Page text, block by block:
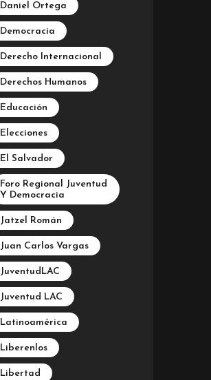
Daniel Ortega
Democracia
Derecho Internacional
Derechos Humanos
Educación
Elecciones
El Salvador
Foro Regional Juventud
Y Democracia
Jatzel Román
Juan Carlos Vargas
JuventudLAC
Juventud LAC
Latinoamérica
Liberenlos
Libertad